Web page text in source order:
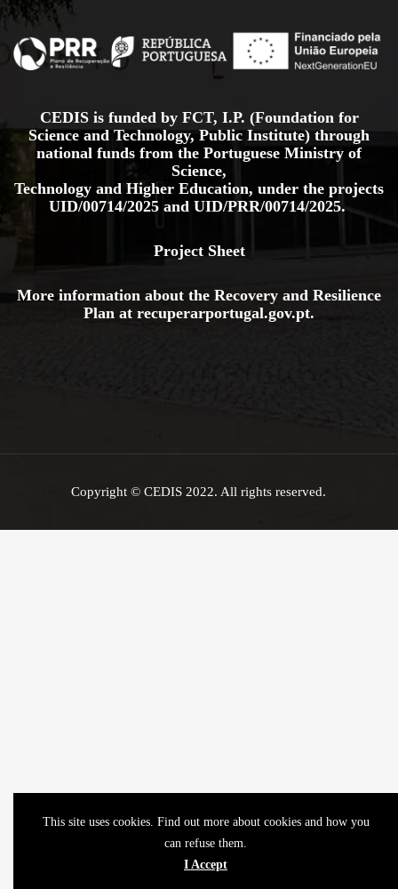
CEDIS is funded by FCT, I.P. (Foundation for
Science and Technology, Public Institute) through
national funds from the Portuguese Ministry of
Science,
Technology and Higher Education, under the projects
UID/00714/2025 and UID/PRR/00714/2025.
Project Sheet
More information about the Recovery and Resilience
Plan at recuperarportugal.gov.pt.
Copyright © CEDIS 2022. All rights reserved.
This site uses cookies. Find out more about cookies and how you
can refuse them.
I Accept